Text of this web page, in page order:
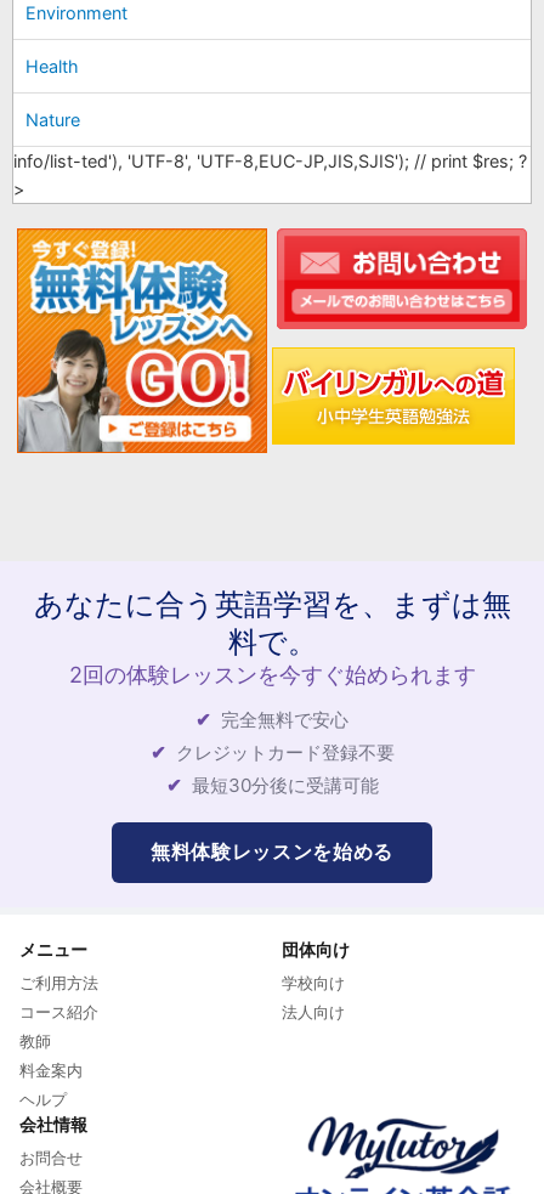
Environment
Health
Nature
info/list-ted'), 'UTF-8', 'UTF-8,EUC-JP,JIS,SJIS'); // print $res; ?
>
あなたに合う英語学習を、まずは無
料で。
2回の体験レッスンを今すぐ始められます
完全無料で安心
クレジットカード登録不要
最短30分後に受講可能
無料体験レッスンを始める
メニュー
ご利用方法
コース紹介
教師
料金案内
ヘルプ
団体向け
学校向け
法人向け
会社情報
お問合せ
会社概要